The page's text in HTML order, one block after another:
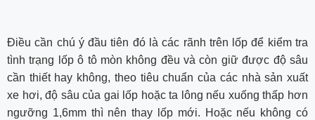
Điều cần chú ý đầu tiên đó là các rãnh trên lốp để kiểm tra
tình trạng lốp ô tô mòn không đều và còn giữ được độ sâu
cần thiết hay không, theo tiêu chuẩn của các nhà sản xuất
xe hơi, độ sâu của gai lốp hoặc ta lông nếu xuống thấp hơn
ngưỡng 1,6mm thì nên thay lốp mới. Hoặc nếu không có